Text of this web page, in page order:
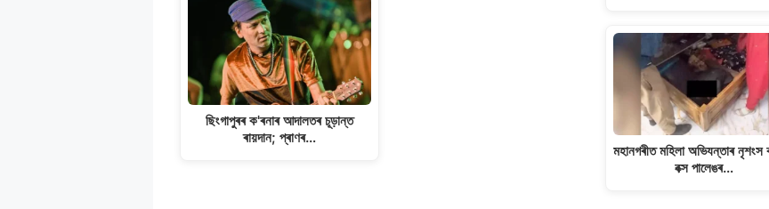
ছিংগাপুৰৰ ক'ৰনাৰ আদালতৰ চূড়ান্ত
ৰায়দান; প্ৰাণৰ…
মহানগৰীত মহিলা অভিযন্তাৰ নৃশংস
বক্স পালেঙৰ…